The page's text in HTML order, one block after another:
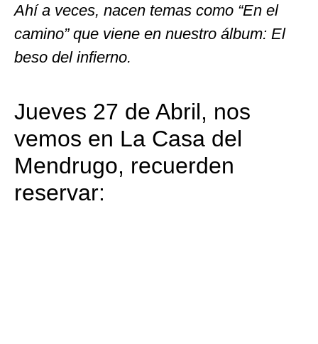
Ahí a veces, nacen temas como “En el
camino” que viene en nuestro álbum: El
beso del infierno.
Jueves 27 de Abril, nos
vemos en La Casa del
Mendrugo, recuerden
reservar: